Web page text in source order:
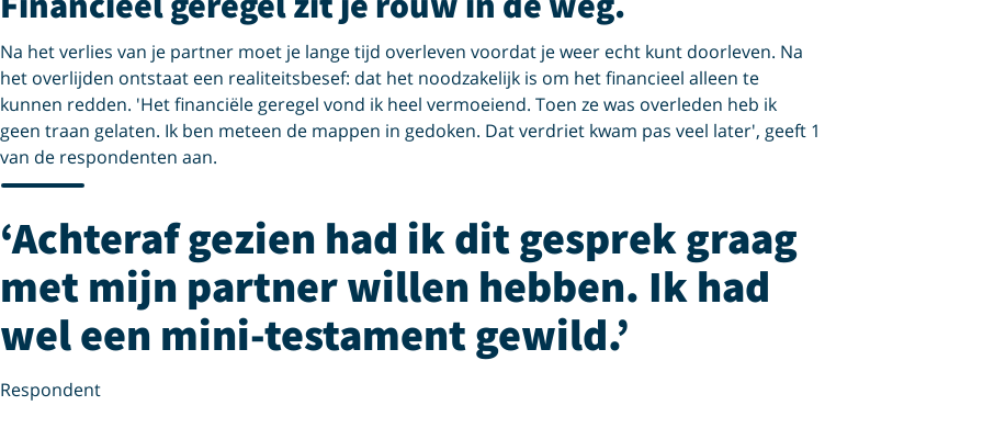
Na het verlies van je partner moet je lange tijd overleven voordat je weer echt kunt doorleven. Na
het overlijden ontstaat een realiteitsbesef: dat het noodzakelijk is om het financieel alleen te
kunnen redden. 'Het financiële geregel vond ik heel vermoeiend. Toen ze was overleden heb ik
geen traan gelaten. Ik ben meteen de mappen in gedoken. Dat verdriet kwam pas veel later', geeft 1
van de respondenten aan.
Achteraf gezien had ik dit gesprek graag
met mijn partner willen hebben. Ik had
wel een mini-testament gewild.
Respondent